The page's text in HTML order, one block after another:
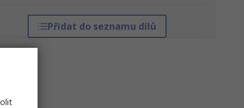
Přidat do seznamu dílů